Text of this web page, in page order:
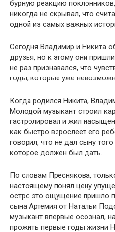
бурную реакцию
никогда не скрывал, что
одной из самых важных
Сегодня Владимир и Никита
друзья, но к этому они
не раз признавался, что
годы, которые уже
Когда родился Никита,
Молодой музыкант строил
гастролировал и жил
как быстро взрослеет его
говорил, что не дал сыну
которое должен был дать.
По словам Преснякова,
настоящему понял цену
остро это ощущение пришло
сына Артемия от Натальи
музыкант впервые осознал,
прожить первые годы жизни